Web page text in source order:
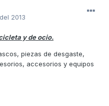
2013
y de ocio.
piezas de desgaste,
accesorios y equipos